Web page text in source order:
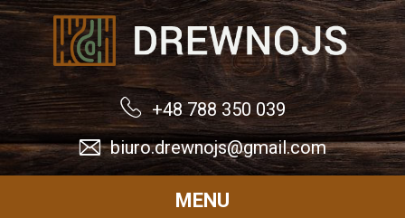
Drewnojs
+48 788 350 039
biuro.drewnojs@gmail.com
MENU